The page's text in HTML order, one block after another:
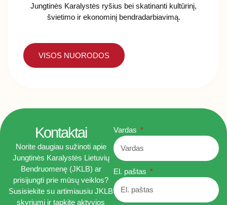
Jungtinės Karalystės ryšius bei skatinanti kultūrinį,
švietimo ir ekonominį bendradarbiavimą.
VISOS NUORODOS
Kontaktai
Norite daugiau sužinoti apie
Jungtinės Karalystės Lietuvių
Bendruomenę (JKLB) ar
prisijungti prie mūsų veiklos?
Susisiekite su artimiausiu JKLB
skyriumi ir tapkite aktyvios
Vardas
El. paštas